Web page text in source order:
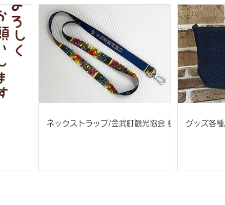
ネックストラップ/金武町観光協会 様 グッズ各